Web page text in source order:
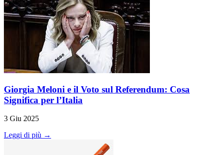
Giorgia Meloni e il Voto sul Referendum: Cosa
Significa per l’Italia
3 Giu 2025
Leggi di più →